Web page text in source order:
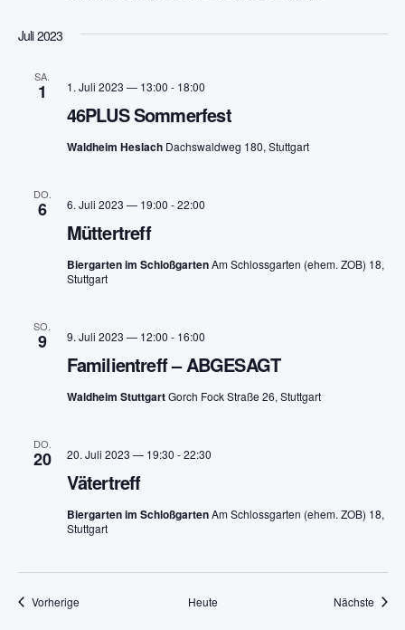
Juli 2023
SA.
1
46PLUS Sommerfest
1. Juli 2023 — 13:00 - 18:00
Waldheim Heslach Dachswaldweg 180, Stuttgart
DO.
6
Müttertreff
6. Juli 2023 — 19:00 -22:00
Biergarten im SchloßgartenAm Schlossgarten (ehem. ZOB) 18,
Stuttgart
SO.
9
Familientreff – ABGESAGT
9. Juli 2023 — 12:00 - 16:00
Waldheim StuttgartGorch Fock Straße 26, Stuttgart
DO.
20
Vätertreff
20. Juli 2023 — 19:30 -22:30
Biergarten im SchloßgartenAm Schlossgarten (ehem. ZOB) 18,
Stuttgart
VorherigeVeranstaltungen Heute Nächste